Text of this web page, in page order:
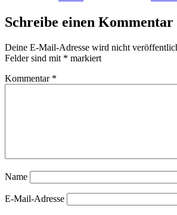
Schreibe einen Kommentar
Deine E-Mail-Adresse wird nicht
Felder sind mit * markiert
Kommentar *
Name
E-Mail-Adresse